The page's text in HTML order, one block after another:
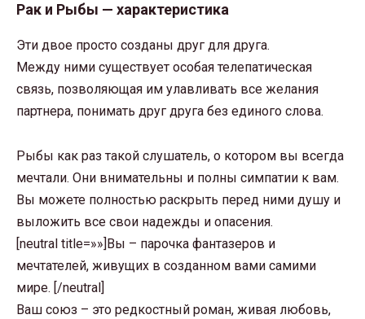
Рак и Рыбы — характеристика
Эти двое просто созданы друг для друга.
Между ними существует особая телепатическая
связь, позволяющая им улавливать все желания
партнера, понимать друг друга без единого слова.
Рыбы как раз такой слушатель, о котором вы всегда
мечтали. Они внимательны и полны симпатии к вам.
Вы можете полностью раскрыть перед ними душу и
выложить все свои надежды и опасения.
[neutral title=»»]Вы – парочка фантазеров и
мечтателей, живущих в созданном вами самими
мире. [/neutral]
Ваш союз – это редкостный роман, живая любовь,